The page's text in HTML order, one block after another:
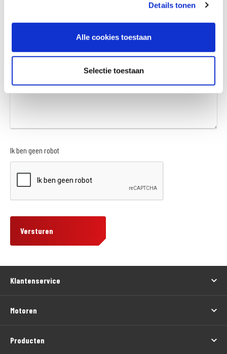
Details tonen
Alle cookies toestaan
Selectie toestaan
Overige vragen en /of opmerkingen
Ik ben geen robot
Versturen
Klantenservice
Motoren
Producten